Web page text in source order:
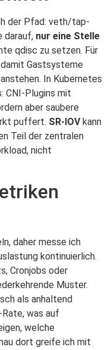
der Pfad: veth/tap-
darauf, nur eine Stelle
qdisc zu setzen. Für
Gastsysteme
In Kubernetes
CNI-Plugins mit
aber saubere
puffert. SR-IOVkann
Teil der zentralen
nicht
daher messe ich
kontinuierlich.
Cronjobs oder
Muster.
als anhaltend
was auf
welche
dort greife ich mit